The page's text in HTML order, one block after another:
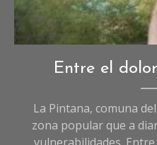
Entre el
La Pintana, comuna
zona popular que a